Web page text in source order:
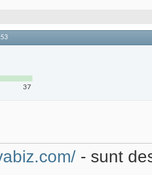
37
- sunt